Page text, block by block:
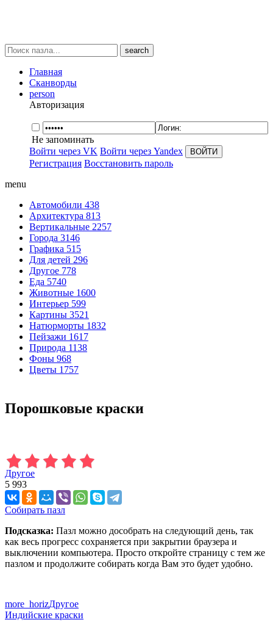
search
Главная
Сканворды
person
Авторизация
Не запоминать
Войти через VK Войти через Yandex
Регистрация Восстановить пароль
menu
Автомобили 438
Архитектура 813
Вертикальные 2257
Города 3146
Графика 515
Для детей 296
Другое 778
Еда 5740
Животные 1600
Интерьер 599
Картины 3521
Натюрморты 1832
Пейзажи 1617
Природа 1138
Фоны 968
Цветы 1757
Порошковые краски
Другое
5 993
Собирать пазл
Подсказка: Пазл можно дособрать на следующий день, так
как весь прогресс сохраняется при закрытии браузера и
выключении компьютера. Просто откройте страницу с тем же
пазлом и продолжите собирать когда Вам это будет удобно.
more_horizДругое
Индийские краски